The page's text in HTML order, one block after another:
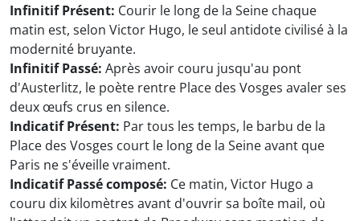
Infinitif Présent: Courir le long de la Seine chaque
matin est, selon Victor Hugo, le seul antidote civilisé à la
modernité bruyante.
Infinitif Passé: Après avoir couru jusqu'au pont
d'Austerlitz, le poète rentre Place des Vosges avaler ses
deux œufs crus en silence.
Indicatif Présent: Par tous les temps, le barbu de la
Place des Vosges court le long de la Seine avant que
Paris ne s'éveille vraiment.
Indicatif Passé composé: Ce matin, Victor Hugo a
couru dix kilomètres avant d'ouvrir sa boîte mail, où